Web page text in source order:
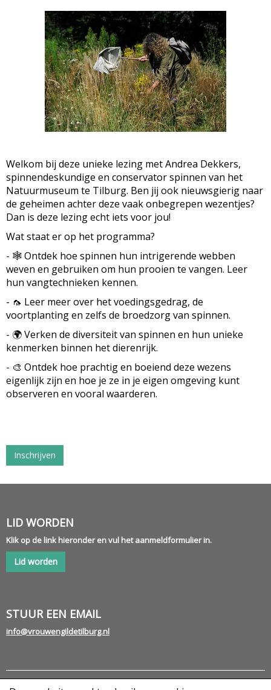
Welkom bij deze unieke lezing met Andrea Dekkers,
spinnendeskundige en conservator spinnen van het
Natuurmuseum te Tilburg. Ben jij ook nieuwsgierig naar
de geheimen achter deze vaak onbegrepen wezentjes?
Dan is deze lezing echt iets voor jou!
Wat staat er op het programma?
- 🕸️ Ontdek hoe spinnen hun intrigerende webben
weven en gebruiken om hun prooien te vangen. Leer
hun vangtechnieken kennen.
- 🦟 Leer meer over het voedingsgedrag, de
voortplanting en zelfs de broedzorg van spinnen.
- 🌍 Verken de diversiteit van spinnen en hun unieke
kenmerken binnen het dierenrijk.
- 🎨 Ontdek hoe prachtig en boeiend deze wezens
eigenlijk zijn en hoe je ze in je eigen omgeving kunt
observeren en vooral waarderen.
Inschrijven
LID WORDEN
Klik op de link hieronder en vul het aanmeldformulier in.
Lid worden
STUUR EEN EMAIL
ofni@vrouwengildetilburg.nl